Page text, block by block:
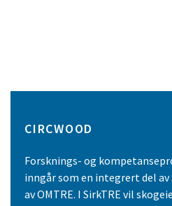
CIRCWOOD
Forsknings- og
inngår som en integrert del
av OMTRE. I SirkTRE vil